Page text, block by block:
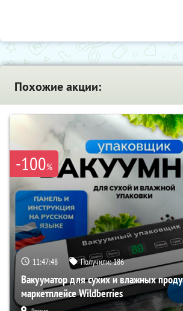
Похожие акции:
-100%
11:47:47 Получили:186
Вакууматор для сухих и влажных
маркетплейсе Wildberries